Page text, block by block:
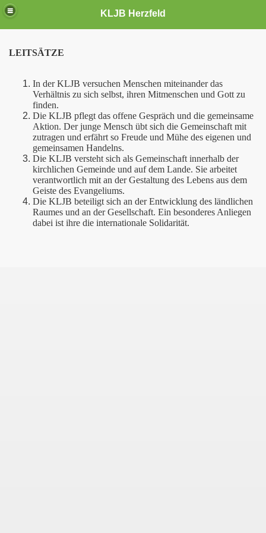
KLJB Herzfeld
LEITSÄTZE
In der KLJB versuchen Menschen miteinander das
Verhältnis zu sich selbst, ihren Mitmenschen und Gott zu
finden.
Die KLJB pflegt das offene Gespräch und die gemeinsame
Aktion. Der junge Mensch übt sich die Gemeinschaft mit
zutragen und erfährt so Freude und Mühe des eigenen und
gemeinsamen Handelns.
Die KLJB versteht sich als Gemeinschaft innerhalb der
kirchlichen Gemeinde und auf dem Lande. Sie arbeitet
verantwortlich mit an der Gestaltung des Lebens aus dem
Geiste des Evangeliums.
Die KLJB beteiligt sich an der Entwicklung des ländlichen
Raumes und an der Gesellschaft. Ein besonderes Anliegen
dabei ist ihre die internationale Solidarität.
werden